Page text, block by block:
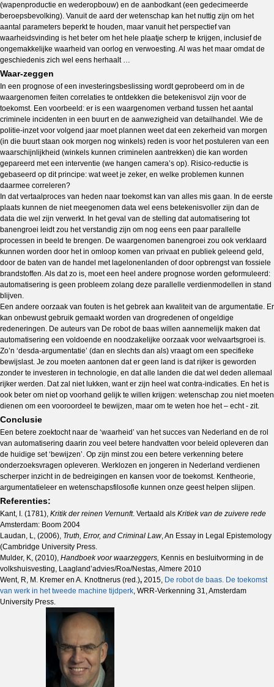
(wapenproductie en wederopbouw) en de aanbodkant (een gedecimeerde
beroepsbevolking). Vanuit de aard der wetenschap kan het nuttig zijn om het
aantal parameters beperkt te houden, maar vanuit het perspectief van
waarheidsvinding is het beter om het hele plaatje scherp te krijgen, inclusief de
ongemakkelijke waarheid van oorlog en verwoesting. Al was het maar omdat de
geschiedenis zich wel eens herhaalt …
Waar-zeggen
In een prognose of een investeringsbeslissing wordt geprobeerd om in de
waargenomen feiten correlaties te ontdekken die betekenisvol zijn voor de
toekomst. Een voorbeeld: er is een waargenomen verband tussen het aantal
criminele incidenten in een buurt en de aanwezigheid van detailhandel. Wie de
politie-inzet voor volgend jaar moet plannen weet dat een zekerheid van morgen
(in die buurt staan ook morgen nog winkels) reden is voor het postuleren van een
waarschijnlijkheid (winkels kunnen criminelen aantrekken) die kan worden
gepareerd met een interventie (we hangen camera’s op). Risico-reductie is
gebaseerd op dit principe: wat weet je zeker, en welke problemen kunnen
daarmee correleren?
In dat vertaalproces van heden naar toekomst kan van alles mis gaan. In de eerste
plaats kunnen de niet meegenomen data wel eens betekenisvoller zijn dan de
data die wel zijn verwerkt. In het geval van de stelling dat automatisering tot
banengroei leidt zou het verstandig zijn om nog eens een paar parallelle
processen in beeld te brengen. De waargenomen banengroei zou ook verklaard
kunnen worden door het in omloop komen van privaat en publiek geleend geld,
door de baten van de handel met lagelonenlanden of door opbrengst van fossiele
brandstoffen. Als dat zo is, moet een heel andere prognose worden geformuleerd:
automatisering is geen probleem zolang deze parallelle verdienmodellen in stand
blijven.
Een andere oorzaak van fouten is het gebrek aan kwaliteit van de argumentatie. Er
kan onbewust gebruik gemaakt worden van drogredenen of ongeldige
redeneringen. De auteurs van De robot de baas willen aannemelijk maken dat
automatisering een voldoende en noodzakelijke oorzaak voor welvaartsgroei is.
Zo’n ‘desda-argumentatie’ (dan en slechts dan als) vraagt om een specifieke
bewijslast. Je zou moeten aantonen dat er geen land is dat rijker is geworden
zonder te investeren in technologie, en dat alle landen die dat wel deden allemaal
rijker werden. Dat zal niet lukken, want er zijn heel wat contra-indicaties. En het is
ook beter om niet op voorhand gelijk te willen krijgen: wetenschap zou niet moeten
dienen om een vooroordeel te bewijzen, maar om te weten hoe het – echt - zit.
Conclusie
Een betere zoektocht naar de ‘waarheid’ van het succes van Nederland en de rol
van automatisering daarin zou veel betere handvatten voor beleid opleveren dan
de huidige set ‘bewijzen’. Op zijn minst zou een betere verkenning betere
onderzoeksvragen opleveren. Werklozen en jongeren in Nederland verdienen
scherper inzicht in de bedreigingen en kansen voor de toekomst. Kentheorie,
argumentatieleer en wetenschapsfilosofie kunnen onze geest helpen slijpen.
Referenties:
Kant, I. (1781), Kritik der reinen Vernunft. Vertaald als Kritiek van de zuivere rede
Amsterdam: Boom 2004
Laudan, L, (2006), Truth, Error, and Criminal Law, An Essay in Legal Epistemology
(Cambridge University Press.
Mulder, K, (2010), Handboek voor waarzeggers, Kennis en besluitvorming in de
volkshuisvesting, Laagland’advies/Roa/Nestas, Almere 2010
Went, R, M. Kremer en A. Knottnerus (red.), 2015, De robot de baas. De toekomst
van werk in het tweede machine tijdperk, WRR-Verkenning 31, Amsterdam
University Press.